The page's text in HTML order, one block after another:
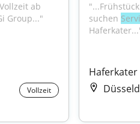
ab
Group..."
Vollzeit
suchen
Haferkater